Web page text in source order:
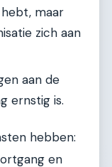
maar
zich aan
aan de
ernstig is.
hebben:
en